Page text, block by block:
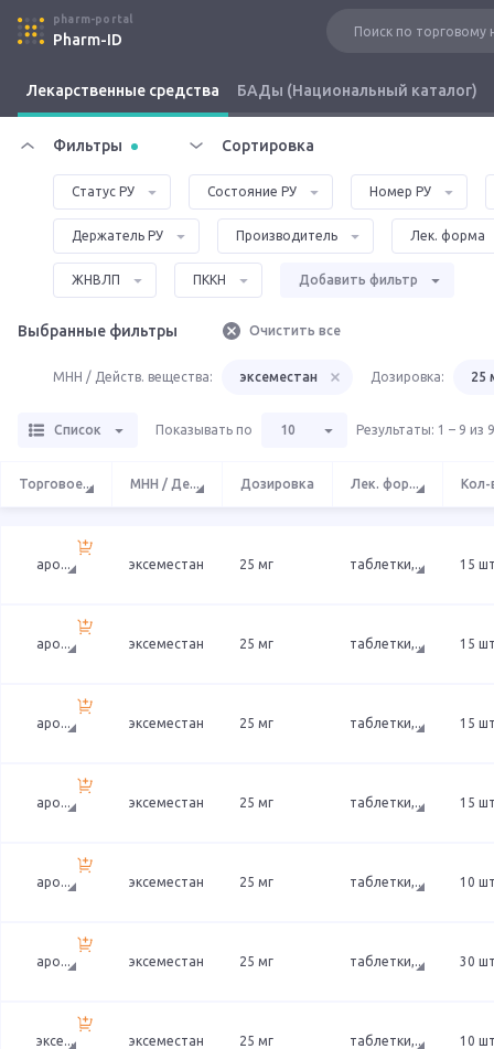
pharm-portal
Pharm-ID
Лекарственные средства БАДы (Национальный каталог)
Фильтры Сортировка
Статус РУ Состояние РУ Номер РУ
Держатель РУ Производитель Лек. форма
ЖНВЛП ПККН Добавить фильтр
Выбранные фильтры Очистить все
МНН / Действ. вещества: эксеместан Дозировка: 25
Список Показывать по 10 Результаты: 1 – 9 из 9
Торговое... МНН / Де... Дозировка Лек. фор... Кол-
аро... эксеместан 25 мг таблетки,... 15
аро... эксеместан 25 мг таблетки,... 15
аро... эксеместан 25 мг таблетки,... 15
аро... эксеместан 25 мг таблетки,... 15
аро... эксеместан 25 мг таблетки,... 10
аро... эксеместан 25 мг таблетки,... 30
эксе... эксеместан 25 мг таблетки,... 10